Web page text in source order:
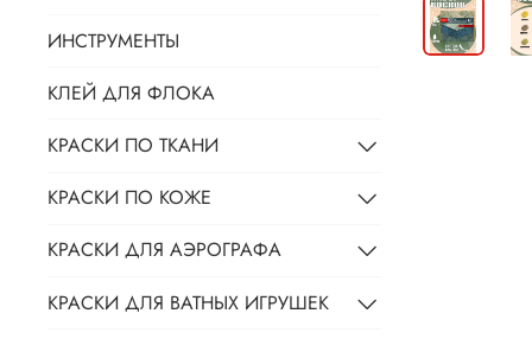
ИНСТРУМЕНТЫ
КЛЕЙ ДЛЯ ФЛОКА
КРАСКИ ПО ТКАНИ
КРАСКИ ПО КОЖЕ
КРАСКИ ДЛЯ АЭРОГРАФА
КРАСКИ ДЛЯ ВАТНЫХ ИГРУШЕК